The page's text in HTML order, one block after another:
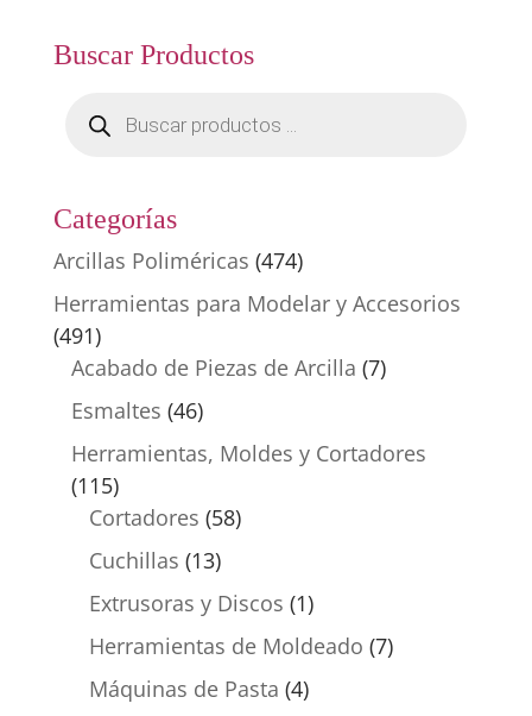
Buscar Productos
productos
Categorías
Arcillas Poliméricas (474)
Herramientas para Modelar y Accesorios
(491)
Acabado de Piezas de Arcilla (7)
Esmaltes (46)
Herramientas, Moldes y Cortadores
(115)
Cortadores (58)
Cuchillas (13)
Extrusoras y Discos (1)
Herramientas de Moldeado (7)
Máquinas de Pasta (4)